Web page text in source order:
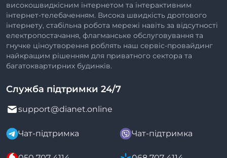
високошвидкісним інтернетом та інтерактивним
інтернет-телебаченням. Висока швидкість дротового
інтернету, стабільна робота мережі навіть за відсутності
електропостачання, флагманське обслуговування та
гнучке ціноутворення роблять наш сервіс-провайдинг
найкращим рішенням для приватного сектора та
багатоквартирних будинків.
Служба підтримки 24/7
support@dianet.online
Чат-підтримка Чат-підтримка